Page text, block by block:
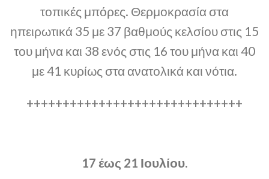
τοπικές μπόρες. Θερμοκρασία στα
ηπειρωτικά 35 με 37 βαθμούς κελσίου στις 15
του μήνα και 38 ενός στις 16 του μήνα και 40
με 41 κυρίως στα ανατολικά και νότια.
++++++++++++++++++++++++++++++
17 έως 21 Ιουλίου.